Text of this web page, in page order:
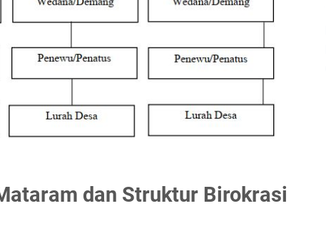
dan Struktur Birokrasi